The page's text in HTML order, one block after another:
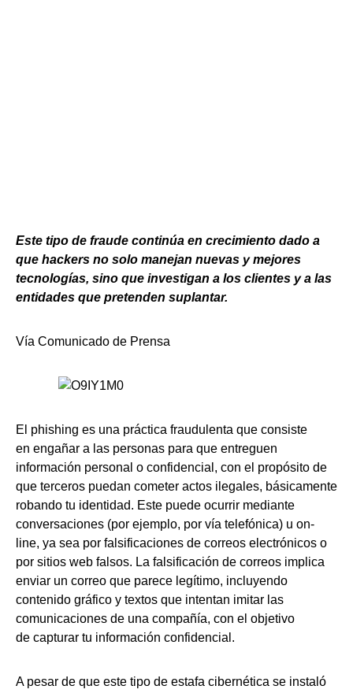
Este tipo de fraude continúa en crecimiento dado a
que hackers no solo manejan nuevas y mejores
tecnologías, sino que investigan a los clientes y a las
entidades que pretenden suplantar.
Vía Comunicado de Prensa
El phishing es una práctica fraudulenta que consiste
en engañar a las personas para que entreguen
información personal o confidencial, con el propósito de
que terceros puedan cometer actos ilegales, básicamente
robando tu identidad. Este puede ocurrir mediante
conversaciones (por ejemplo, por vía telefónica) u on-
line, ya sea por falsificaciones de correos electrónicos o
por sitios web falsos. La falsificación de correos implica
enviar un correo que parece legítimo, incluyendo
contenido gráfico y textos que intentan imitar las
comunicaciones de una compañía, con el objetivo
de capturar tu información confidencial.
A pesar de que este tipo de estafa cibernética se instaló